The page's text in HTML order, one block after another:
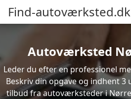
Find-autoværksted.dk
Autoværksted
Leder du efter en professionel
Beskriv din opgave og indhent
tilbud fra autoværksteder i